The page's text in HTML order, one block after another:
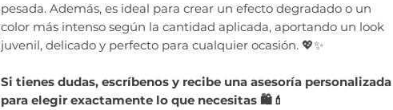
pesada. Además, es ideal para crear un efecto degradado o un
color más intenso según la cantidad aplicada, aportando un look
juvenil, delicado y perfecto para cualquier ocasión. 💖✨
Si tienes dudas, escríbenos y recibe una asesoría personalizada
para elegir exactamente lo que necesitas 🛍️💄